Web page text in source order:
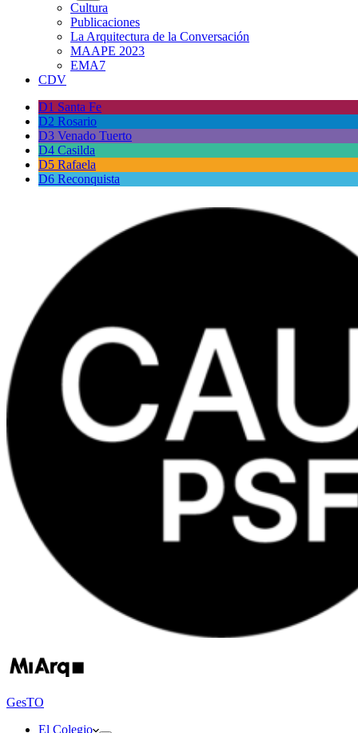
Cultura
Publicaciones
La Arquitectura de la Conversación
MAAPE 2023
EMA7
CDV
D1 Santa Fe
D2 Rosario
D3 Venado Tuerto
D4 Casilda
D5 Rafaela
D6 Reconquista
GesTO
El Colegio